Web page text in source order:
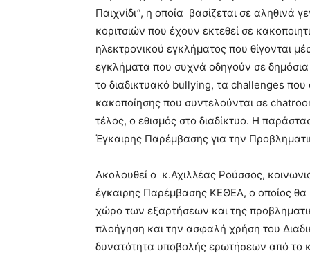
Παιχνίδι”, η οποία βασίζεται σε αληθινά
κοριτσιών που έχουν εκτεθεί σε
ηλεκτρονικού εγκλήματος που θίγονται
εγκλήματα που συχνά οδηγούν σε
το διαδικτυακό bullying, τα challenges
κακοποίησης που συντελούνται σε
τέλος, ο εθισμός στο διαδίκτυο. Η
Έγκαιρης Παρέμβασης για την
Ακολουθεί ο κ.Αχιλλέας Ρούσσος,
έγκαιρης Παρέμβασης ΚΕΘΕΑ, ο οποίος θα
χώρο των εξαρτήσεων και της
πλοήγηση και την ασφαλή χρήση του
δυνατότητα υποβολής ερωτήσεων από το